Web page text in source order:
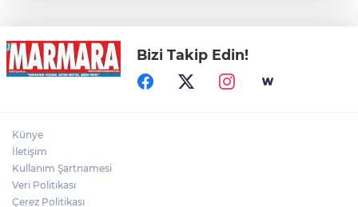
Motosiklet Kazası Can Aldı
Bizi Takip Edin!
Künye
İletişim
Kullanım Şartnamesi
Veri Politikası
Çerez Politikası